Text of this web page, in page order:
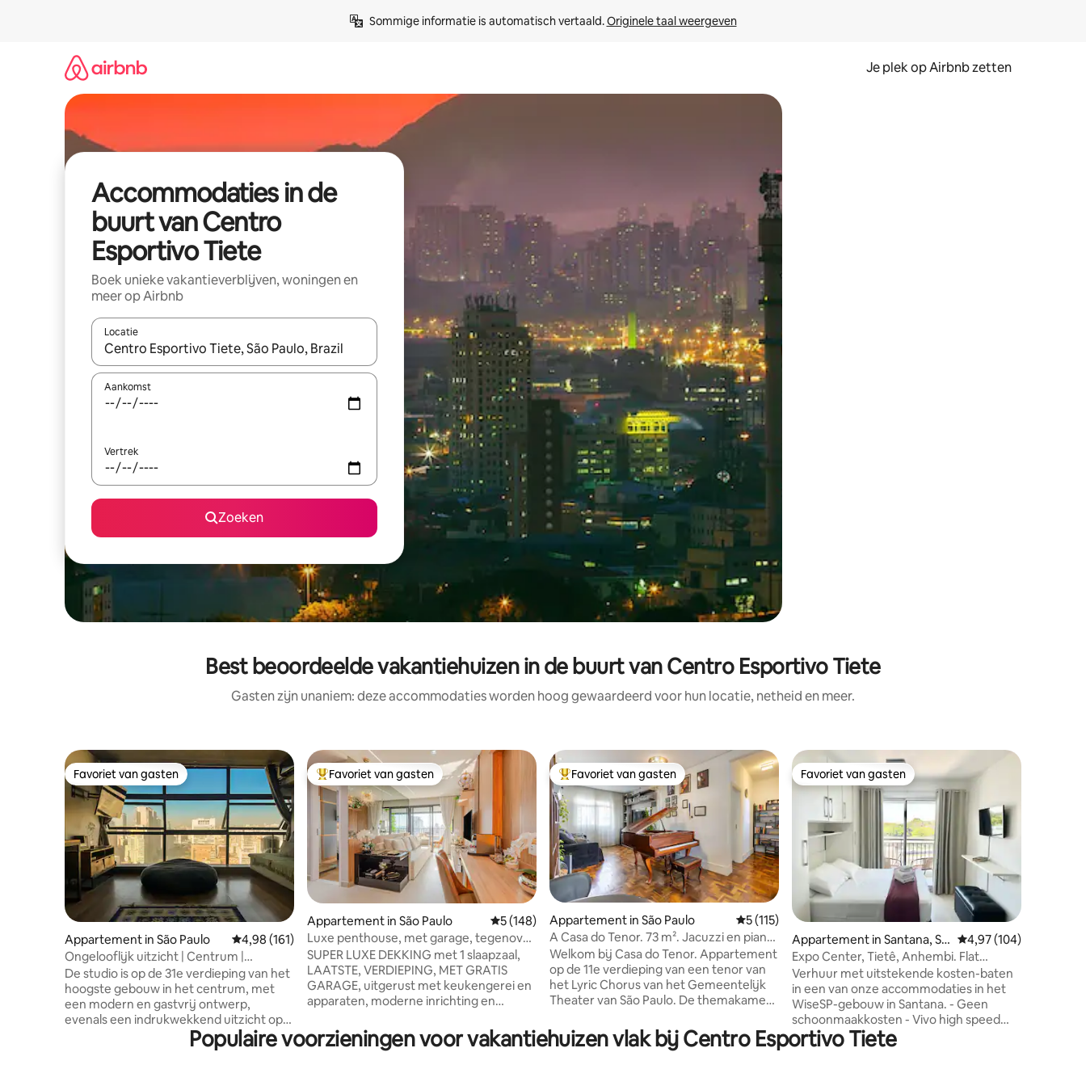
Sommige informatie is automatisch vertaald. Originele taal weergeven
Je plek op Airbnb zetten
Accommodaties in de
buurt van Centro
Esportivo Tiete
Boek unieke vakantieverblijven, woningen en
meer op Airbnb
Locatie
Wanneer er resultaten beschikbaar zijn, maak je een keuze met je de pijltjestoetsen omhoog en omlaag, óf door te tikken of swipen.
Aankomst
Vertrek
Zoeken
Best beoordeelde vakantiehuizen in de buurt van Centro Esportivo Tiete
Gasten zijn unaniem: deze accommodaties worden hoog gewaardeerd voor hun locatie, netheid en meer.
Favoriet van gasten
Favoriet van gasten
Appartement in São Paulo Gemiddelde beoordeling van 4,98 op 5, 161 recensies
4,98 (161)
Ongelooflijk uitzicht | Centrum |
Designstudio | 31e verdieping
De studio is op de 31e verdieping van het
hoogste gebouw in het centrum, met
een modern en gastvrij ontwerp,
evenals een indrukwekkend uitzicht op
de stad. Vanuit het raam kun je de
Anhangabaú-vallei, het historische
Topfavoriet van gasten
Favoriet van gasten
Appartement in São Paulo Gemiddelde beoordeling van 5 op 5, 148 recensies
5 (148)
Luxe penthouse, met garage, tegenover
het winkelcentrum
SUPER LUXE DEKKING met 1 slaapzaal,
LAATSTE, VERDIEPING, MET GRATIS
GARAGE, uitgerust met keukengerei en
apparaten, moderne inrichting en
periode van rust EN/of werk, VOOR het
WINKELCENTRUM FREI mueca, IN DE
Topfavoriet van gasten
Favoriet van gasten
Appartement in São Paulo Gemiddelde beoordeling van 5 op 5, 115 recensies
5 (115)
A Casa do Tenor. 73 m². Jacuzzi en piano.
200 m van Copan
Welkom bij Casa do Tenor. Appartement
op de 11e verdieping van een tenor van
het Lyric Chorus van het Gemeentelijk
Theater van São Paulo. De themakamer
van de ruimte, die ook beschikt over een
heerlijke jacuzzi, een superuitgeruste
Favoriet van gasten
Favoriet van gasten
Appartement in Santana, Sã
o Paulo
Gemiddelde
4,97 (104)
Expo Center, Tietê, Anhembi. Flat
Comfort/Garage
Verhuur met uitstekende kosten-baten
in een van onze accommodaties in het
WiseSP-gebouw in Santana. - Geen
schoonmaakkosten - Vivo high speed
fiber - Zwembad met airconditioning op
het terras - Academia bem equipada -
Populaire voorzieningen voor vakantiehuizen vlak bij Centro Esportivo Tiete